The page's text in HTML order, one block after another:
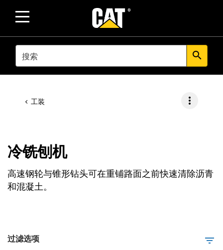
SEARCH search
工装 more_vert
冷铣刨机
高速钢轮与锥形钻头可在重铺路面之前快速清除沥青
和混凝土。
过滤选项 filter_list